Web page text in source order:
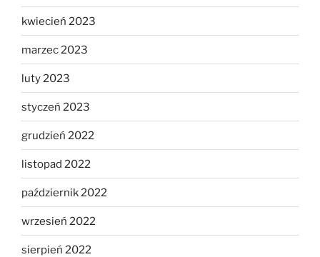
kwiecień 2023
marzec 2023
luty 2023
styczeń 2023
grudzień 2022
listopad 2022
październik 2022
wrzesień 2022
sierpień 2022